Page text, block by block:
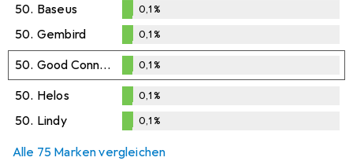
50. Baseus
%
0,1%
50. Gembird
0,1%
0,1%
50. Good Connections
0,1%
0,1%
50. Helos
%
0,1%
50. Lindy 0,1%
Alle 75 Marken vergleichen